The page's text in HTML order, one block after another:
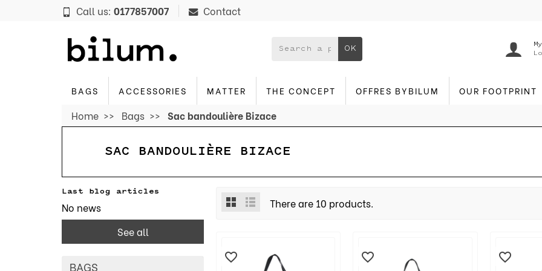
Cookies management panel
Call us: 0177857007 Contact
OK
BAGS ACCESSORIES MATTER THE CONCEPT OFFRES BYBILUM OUR FOOTPRINT
Home Bags Sac bandoulière Bizace
SAC BANDOULIÈRE BIZACE
Last blog articles
No news
See all
BAGS
There are 10 products.
favorite_border favorite_border favorite_border